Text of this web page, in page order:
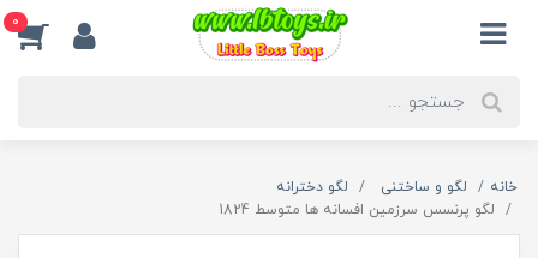
0
خانه لگو و ساختنی
لگو دخترانه
لگو پرنسس سرزمین افسانه ها متوسط 1824